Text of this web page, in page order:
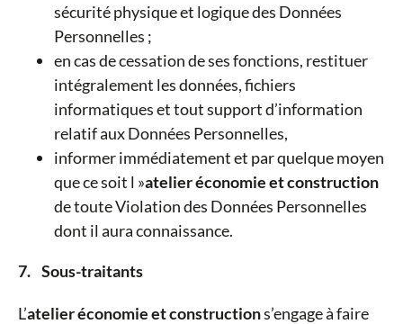
sécurité physique et logique des Données
Personnelles ;
en cas de cessation de ses fonctions, restituer
intégralement les données, fichiers
informatiques et tout support d’information
relatif aux Données Personnelles,
informer immédiatement et par quelque moyen
que ce soit l »atelier économie et construction
de toute Violation des Données Personnelles
dont il aura connaissance.
7. Sous-traitants
L’atelier économie et constructions’engage à faire